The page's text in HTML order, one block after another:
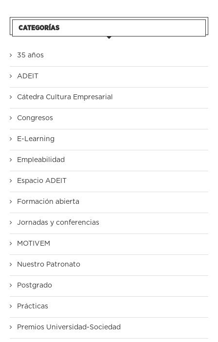
CATEGORÍAS
35 años
ADEIT
Cátedra Cultura Empresarial
Congresos
E-Learning
Empleabilidad
Espacio ADEIT
Formación abierta
Jornadas y conferencias
MOTIVEM
Nuestro Patronato
Postgrado
Prácticas
Premios Universidad-Sociedad